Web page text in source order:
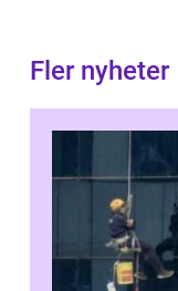
Fler nyheter